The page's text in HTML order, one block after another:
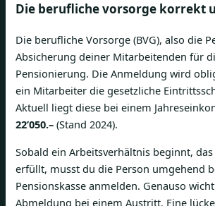
Die berufliche vorsorge korrekt
Die berufliche Vorsorge (BVG), also die
Absicherung deiner Mitarbeitenden für
Pensionierung. Die Anmeldung wird
ein Mitarbeiter die gesetzliche
Aktuell liegt diese bei einem
22’050.– (Stand 2024).
Sobald ein Arbeitsverhältnis beginnt,
erfüllt, musst du die Person umgehend
Pensionskasse anmelden. Genauso
Abmeldung bei einem Austritt. Eine